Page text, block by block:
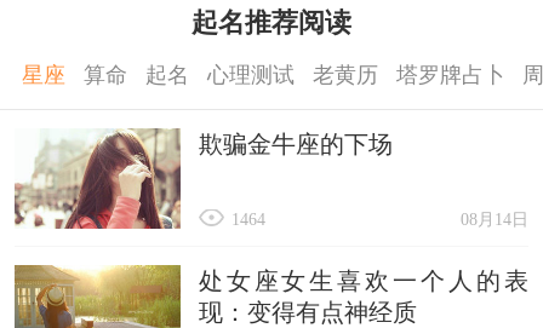
起名推荐阅读
星座 算命 起名 心理测试 老黄历 塔罗牌占卜
欺骗金牛座的下场
08月14日
1464
处女座女生喜欢一个人的表
现：变得有点神经质